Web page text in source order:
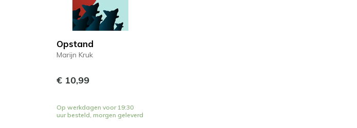
Opstand
Marijn Kruk
€ 10,99
Op werkdagen voor 19:30
uur besteld, morgen geleverd